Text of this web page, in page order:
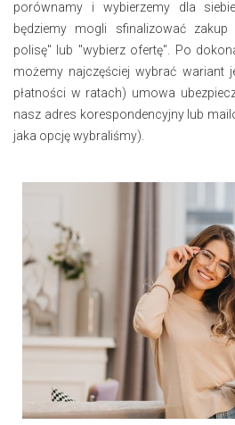
porównamy i wybierzemy dla
będziemy mogli sfinalizować
polisę" lub "wybierz ofertę". Po
możemy najczęściej wybrać wariant
płatności w ratach) umowa
nasz adres korespondencyjny lub
jaka opcję wybraliśmy).